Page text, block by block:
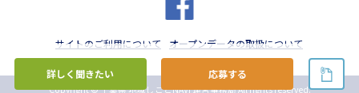
詳しく聞きたい 応募する
サイトのご利用について オープンデータの取扱について
Copyright © 千葉県 地域しごとNAVI 運営事務局 All rights reserved.